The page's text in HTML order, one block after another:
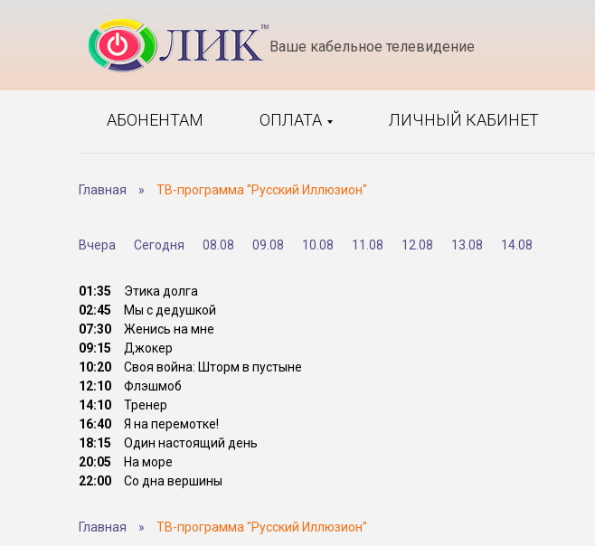
Ваше кабельное телевидение
АБОНЕНТАМ ОПЛАТА ЛИЧНЫЙ КАБИНЕТ
Главная » ТВ-программа "Русский Иллюзион"
Вчера Сегодня 08.08 09.08 10.08 11.08 12.08 13.08 14.08
01:35
Этика долга
02:45
Мы с дедушкой
07:30
Женись на мне
09:15
Джокер
10:20
Своя война: Шторм в пустыне
12:10
Флэшмоб
14:10
Тренер
16:40
Я на перемотке!
18:15
Один настоящий день
20:05
На море
22:00
Со дна вершины
Главная » ТВ-программа "Русский Иллюзион"